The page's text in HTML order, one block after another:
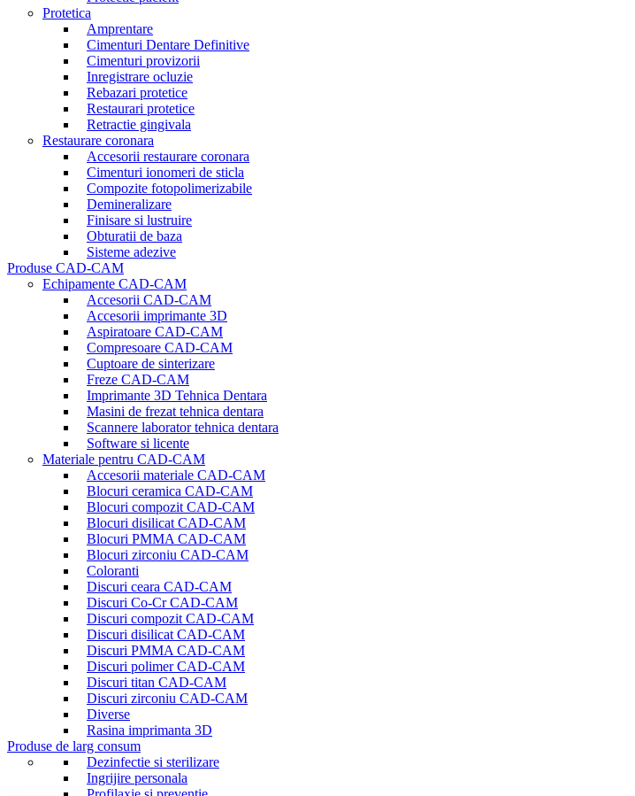
Protetica
Amprentare
Cimenturi Dentare Definitive
Cimenturi provizorii
Inregistrare ocluzie
Rebazari protetice
Restaurari protetice
Retractie gingivala
Restaurare coronara
Accesorii restaurare coronara
Cimenturi ionomeri de sticla
Compozite fotopolimerizabile
Demineralizare
Finisare si lustruire
Obturatii de baza
Sisteme adezive
Produse CAD-CAM
Echipamente CAD-CAM
Accesorii CAD-CAM
Accesorii imprimante 3D
Aspiratoare CAD-CAM
Compresoare CAD-CAM
Cuptoare de sinterizare
Freze CAD-CAM
Imprimante 3D Tehnica Dentara
Masini de frezat tehnica dentara
Scannere laborator tehnica dentara
Software si licente
Materiale pentru CAD-CAM
Accesorii materiale CAD-CAM
Blocuri ceramica CAD-CAM
Blocuri compozit CAD-CAM
Blocuri disilicat CAD-CAM
Blocuri PMMA CAD-CAM
Blocuri zirconiu CAD-CAM
Coloranti
Discuri ceara CAD-CAM
Discuri Co-Cr CAD-CAM
Discuri compozit CAD-CAM
Discuri disilicat CAD-CAM
Discuri PMMA CAD-CAM
Discuri polimer CAD-CAM
Discuri titan CAD-CAM
Discuri zirconiu CAD-CAM
Diverse
Rasina imprimanta 3D
Produse de larg consum
Dezinfectie si sterilizare
Ingrijire personala